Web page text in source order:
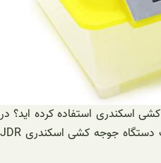
اسکندری استفاده کرده اید؟ در
این آموزش با نحوه نصب و فعالیت دستگاه جوجه کشی اسکندری JDR